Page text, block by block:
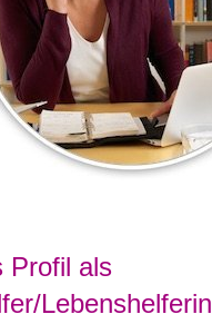
Profil als
Lebenshelferin